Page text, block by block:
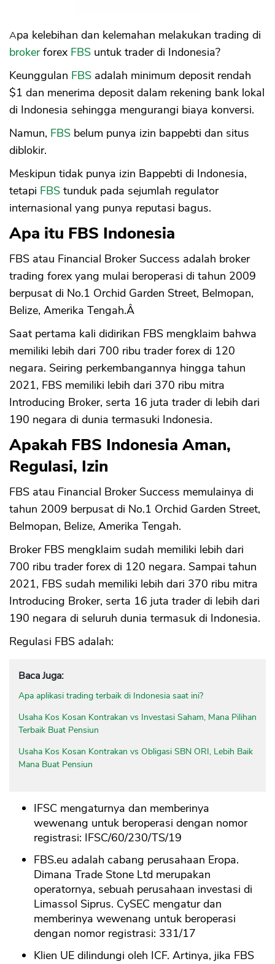
Apa kelebihan dan kelemahan melakukan trading di
brokerforex FBS untuk trader di Indonesia?
Keunggulan FBS adalah minimum deposit rendah
$1 dan menerima deposit dalam rekening bank lokal
di Indonesia sehingga mengurangi biaya konversi.
Namun, FBS belum punya izin bappebti dan situs
diblokir.
Meskipun tidak punya izin Bappebti di Indonesia,
tetapi FBS tunduk pada sejumlah regulator
internasional yang punya reputasi bagus.
Apa itu FBS Indonesia
FBS atau Financial Broker Success adalah broker
trading forex yang mulai beroperasi di tahun 2009
berpusat di No.1 Orchid Garden Street, Belmopan,
Belize, Amerika Tengah.Â
Saat pertama kali didirikan FBS mengklaim bahwa
memiliki lebih dari 700 ribu trader forex di 120
negara. Seiring perkembangannya hingga tahun
2021, FBS memiliki lebih dari 370 ribu mitra
Introducing Broker, serta 16 juta trader di lebih dari
190 negara di dunia termasuki Indonesia.
Apakah FBS Indonesia Aman,
Regulasi, Izin
FBS atau Financial Broker Success memulainya di
tahun 2009 berpusat di No.1 Orchid Garden Street,
Belmopan, Belize, Amerika Tengah.
Broker FBS mengklaim sudah memiliki lebih dari
700 ribu trader forex di 120 negara. Sampai tahun
2021, FBS sudah memiliki lebih dari 370 ribu mitra
Introducing Broker, serta 16 juta trader di lebih dari
190 negara di seluruh dunia termasuk di Indonesia.
Regulasi FBS adalah:
Baca Juga:
Apa aplikasi trading terbaik di Indonesia saat ini?
Usaha Kos Kosan Kontrakan vs Investasi Saham, Mana Pilihan
Terbaik Buat Pensiun
Usaha Kos Kosan Kontrakan vs Obligasi SBN ORI, Lebih Baik
Mana Buat Pensiun
IFSC mengaturnya dan memberinya
wewenang untuk beroperasi dengan nomor
registrasi: IFSC/60/230/TS/19
FBS.eu adalah cabang perusahaan Eropa.
Dimana Trade Stone Ltd merupakan
operatornya, sebuah perusahaan investasi di
Limassol Siprus. CySEC mengatur dan
memberinya wewenang untuk beroperasi
dengan nomor registrasi: 331/17
Klien UE dilindungi oleh ICF. Artinya, jika FBS